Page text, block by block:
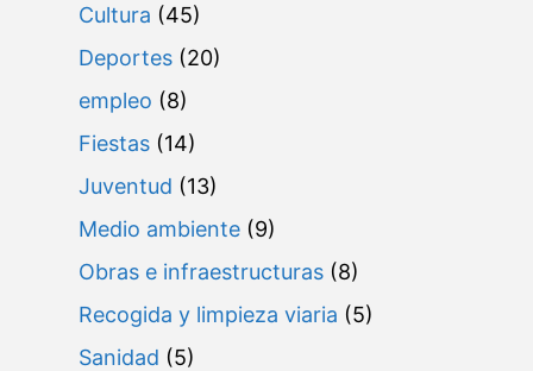
Cultura (45)
Deportes (20)
empleo (8)
Fiestas (14)
Juventud (13)
Medio ambiente (9)
Obras e infraestructuras (8)
Recogida y limpieza viaria (5)
Sanidad (5)